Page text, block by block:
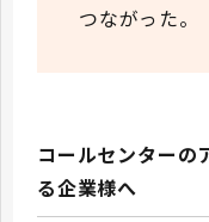
つながった。
コールセンターの
る企業様へ